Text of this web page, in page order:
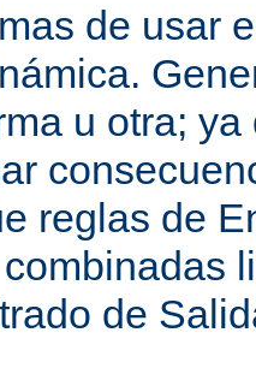
de usar
u otra;
reglas de
de